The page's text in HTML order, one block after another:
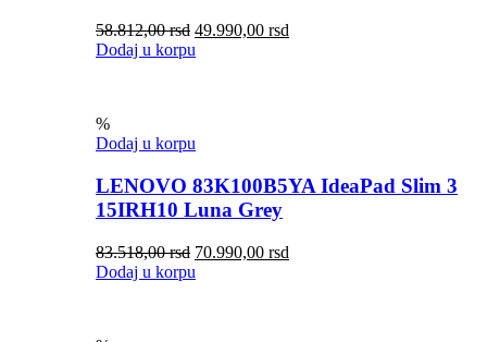
58.812,00rsd 49.990,00 rsd
Dodaj u korpu
%
Dodaj u korpu
LENOVO 83K100B5YA IdeaPad Slim 3
15IRH10 Luna Grey
83.518,00rsd 70.990,00 rsd
Dodaj u korpu